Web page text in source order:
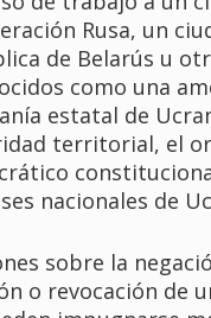
Rusa, un
de Belarús u
como una
estatal de
territorial, el
nacionales de
sobre la
o revocación de